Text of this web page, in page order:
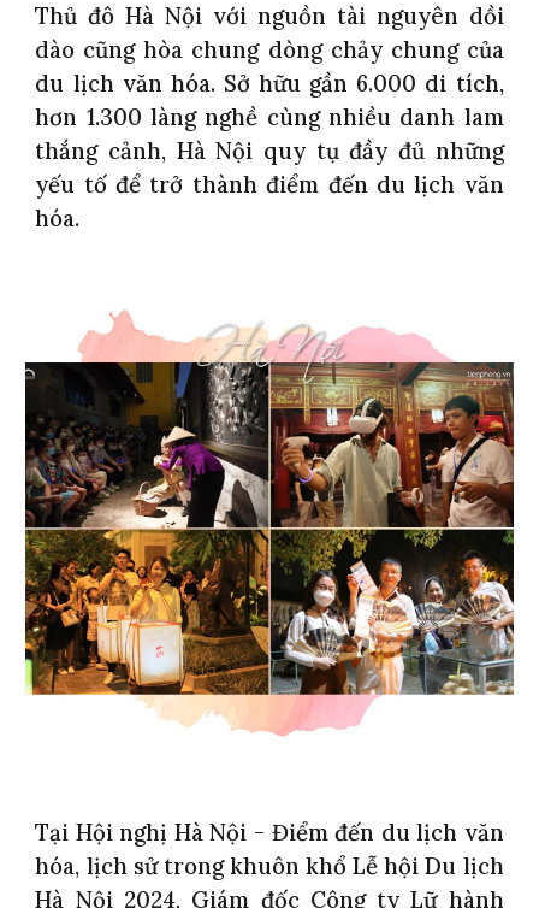
Thủ đô Hà Nội với nguồn tài nguyên dồi
dào cũng hòa chung dòng chảy chung của
du lịch văn hóa. Sở hữu gần 6.000 di tích,
hơn 1.300 làng nghề cùng nhiều danh lam
thắng cảnh, Hà Nội quy tụ đầy đủ những
yếu tố để trở thành điểm đến du lịch văn
hóa.
Tại Hội nghị Hà Nội - Điểm đến du lịch văn
hóa, lịch sử trong khuôn khổ Lễ hội Du lịch
Hà Nội 2024, Giám đốc Công ty Lữ hành